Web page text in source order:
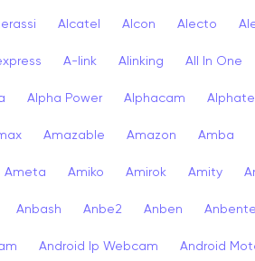
Alcatel Alcon Alecto
A-link Alinking All In One
Alpha Power Alphacam
Amazable Amazon Amba
Ameta Amiko Amirok Amity
Anbash Anbe2 Anben
Android Ip Webcam Android